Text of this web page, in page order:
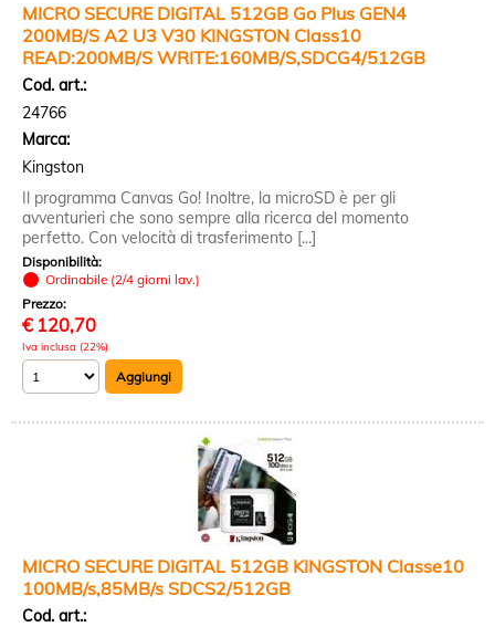
MICRO SECURE DIGITAL 512GB Go Plus GEN4
200MB/S A2 U3 V30 KINGSTON Class10
READ:200MB/S WRITE:160MB/S,SDCG4/512GB
Cod. art.:
24766
Marca:
Kingston
Il programma Canvas Go! Inoltre, la microSD è per gli
avventurieri che sono sempre alla ricerca del momento
perfetto. Con velocità di trasferimento [...]
Disponibilità:
Ordinabile (2/4 giorni lav.)
Prezzo:
€ 120,70
Iva inclusa (22%)
MICRO SECURE DIGITAL 512GB KINGSTON Classe10
100MB/s,85MB/s SDCS2/512GB
Cod. art.: